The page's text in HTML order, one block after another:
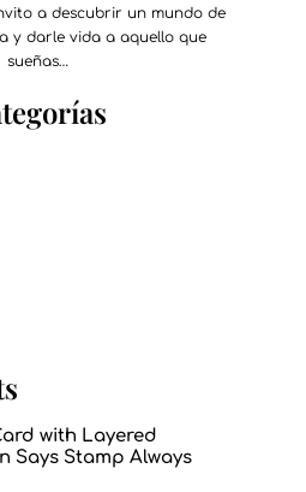
a descubrir un mundo de
y darle vida a aquello que
sueñas…
with Layered
Says Stamp Always